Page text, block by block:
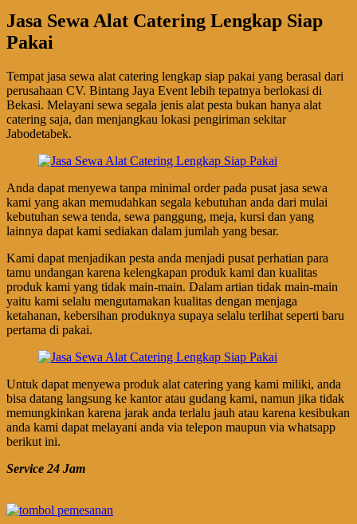
Jasa Sewa Alat Catering Lengkap Siap
Pakai
Tempat jasa sewa alat catering lengkap siap pakai yang berasal dari
perusahaan CV. Bintang Jaya Event lebih tepatnya berlokasi di
Bekasi. Melayani sewa segala jenis alat pesta bukan hanya alat
catering saja, dan menjangkau lokasi pengiriman sekitar
Jabodetabek.
Anda dapat menyewa tanpa minimal order pada pusat jasa sewa
kami yang akan memudahkan segala kebutuhan anda dari mulai
kebutuhan sewa tenda, sewa panggung, meja, kursi dan yang
lainnya dapat kami sediakan dalam jumlah yang besar.
Kami dapat menjadikan pesta anda menjadi pusat perhatian para
tamu undangan karena kelengkapan produk kami dan kualitas
produk kami yang tidak main-main. Dalam artian tidak main-main
yaitu kami selalu mengutamakan kualitas dengan menjaga
ketahanan, kebersihan produknya supaya selalu terlihat seperti baru
pertama di pakai.
Untuk dapat menyewa produk alat catering yang kami miliki, anda
bisa datang langsung ke kantor atau gudang kami, namun jika tidak
memungkinkan karena jarak anda terlalu jauh atau karena kesibukan
anda kami dapat melayani anda via telepon maupun via whatsapp
berikut ini.
Service 24 Jam